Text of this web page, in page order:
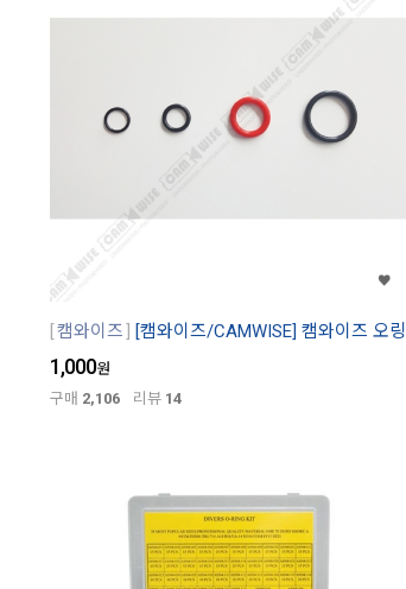
캠와이즈 [캠와이즈/CAMWISE] 캠와이즈 오링
1,000원
구매 2,106 리뷰 14